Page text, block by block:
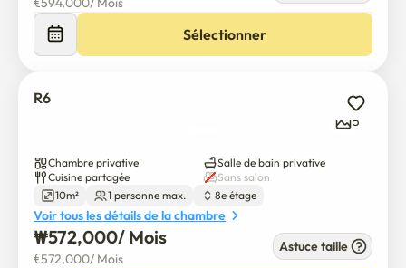
Sélectionner
R6
5
Chambre privative
Salle de bain privative
Cuisine partagée
Sans salon
10m²
1 personne max. 8e étage
Voir tous les détails de la chambre
₩572,000/ Mois
€572,000/ Mois
Astuce taille